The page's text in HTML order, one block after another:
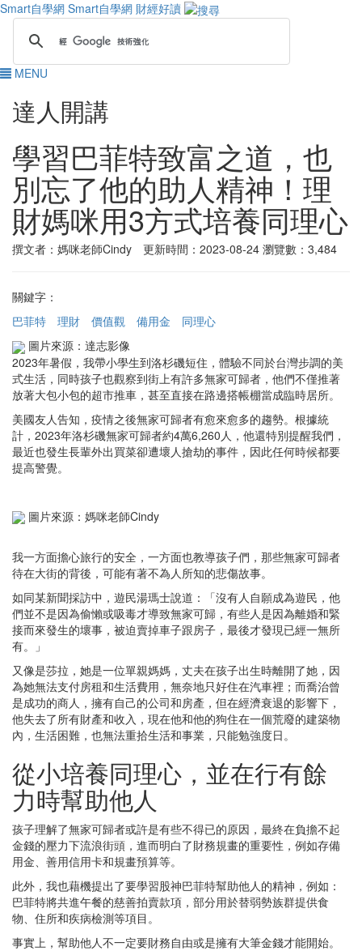
Smart自學網 Smart自學網 財經好讀
MENU
達人開講
學習巴菲特致富之道，也
別忘了他的助人精神！理
財媽咪用3方式培養同理心
撰文者：媽咪老師Cindy 更新時間：2023-08-24 瀏覽數：3,484
關鍵字：
巴菲特
理財 價值觀 備用金
同理心
圖片來源：達志影像
2023年暑假，我帶小學生到洛杉磯短住，體驗不同於台灣步調的美
式生活，同時孩子也觀察到街上有許多無家可歸者，他們不僅推著
放著大包小包的超市推車，甚至直接在路邊搭帳棚當成臨時居所。
美國友人告知，疫情之後無家可歸者有愈來愈多的趨勢。根據統
計，2023年洛杉磯無家可歸者約4萬6,260人，他還特別提醒我們，
最近也發生長輩外出買菜卻遭壞人搶劫的事件，因此任何時候都要
提高警覺。
圖片來源：媽咪老師Cindy
我一方面擔心旅行的安全，一方面也教導孩子們，那些無家可歸者
待在大街的背後，可能有著不為人所知的悲傷故事。
如同某新聞採訪中，遊民湯瑪士說道：「沒有人自願成為遊民，他
們並不是因為偷懶或吸毒才導致無家可歸，有些人是因為離婚和緊
接而來發生的壞事，被迫賣掉車子跟房子，最後才發現已經一無所
有。」
又像是莎拉，她是一位單親媽媽，丈夫在孩子出生時離開了她，因
為她無法支付房租和生活費用，無奈地只好住在汽車裡；而喬治曾
是成功的商人，擁有自己的公司和房產，但在經濟衰退的影響下，
他失去了所有財產和收入，現在他和他的狗住在一個荒廢的建築物
內，生活困難，也無法重拾生活和事業，只能勉強度日。
從小培養同理心，並在行有餘
力時幫助他人
孩子理解了無家可歸者或許是有些不得已的原因，最終在負擔不起
金錢的壓力下流浪街頭，進而明白了財務規畫的重要性，例如存備
用金、善用信用卡和規畫預算等。
此外，我也藉機提出了要學習股神巴菲特幫助他人的精神，例如：
巴菲特將共進午餐的慈善拍賣款項，部分用於替弱勢族群提供食
物、住所和疾病檢測等項目。
事實上，幫助他人不一定要財務自由或是擁有大筆金錢才能開始。